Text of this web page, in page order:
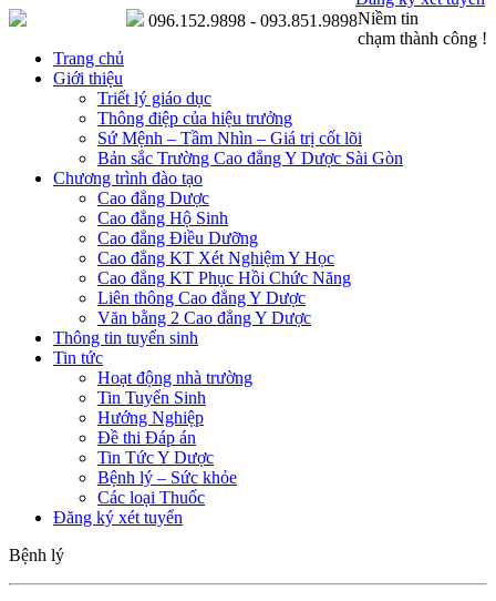
Niềm tin
chạm thành công !
096.152.9898 - 093.851.9898
Trang chủ
Giới thiệu
Triết lý giáo dục
Thông điệp của hiệu trưởng
Sứ Mệnh – Tầm Nhìn – Giá trị cốt lõi
Bản sắc Trường Cao đẳng Y Dược Sài Gòn
Chương trình đào tạo
Cao đẳng Dược
Cao đẳng Hộ Sinh
Cao đẳng Điều Dưỡng
Cao đẳng KT Xét Nghiệm Y Học
Cao đẳng KT Phục Hồi Chức Năng
Liên thông Cao đẳng Y Dược
Văn bằng 2 Cao đẳng Y Dược
Thông tin tuyển sinh
Tin tức
Hoạt động nhà trường
Tin Tuyển Sinh
Hướng Nghiệp
Đề thi Đáp án
Tin Tức Y Dược
Bệnh lý – Sức khỏe
Các loại Thuốc
Đăng ký xét tuyển
Bệnh lý